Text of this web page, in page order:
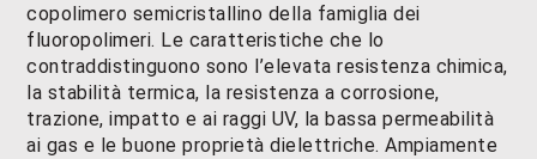
copolimero semicristallino della famiglia dei
fluoropolimeri. Le caratteristiche che lo
contraddistinguono sono l’elevata resistenza chimica,
la stabilità termica, la resistenza a corrosione,
trazione, impatto e ai raggi UV, la bassa permeabilità
ai gas e le buone proprietà dielettriche. Ampiamente